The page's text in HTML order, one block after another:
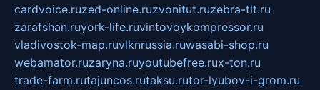
cardvoice.ruzed-online.ruzvonitut.ruzebra-tlt.ru
zarafshan.ruyork-life.ruvintovoykompressor.ru
vladivostok-map.ruvlknrussia.ruwasabi-shop.ru
webamator.ruzaryna.ruyoutubefree.rux-ton.ru
trade-farm.rutajuncos.rutaksu.rutor-lyubov-i-grom.ru